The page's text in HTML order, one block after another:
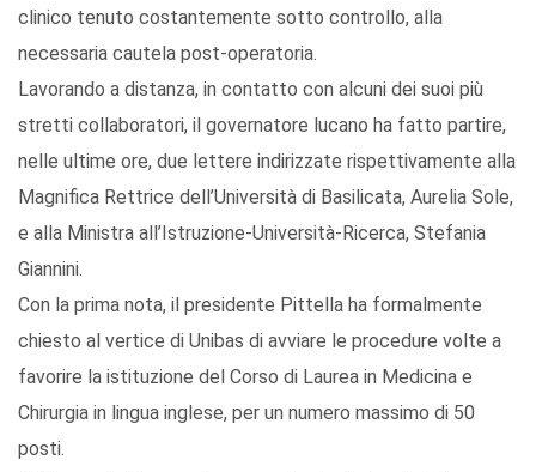
clinico tenuto costantemente sotto controllo, alla
necessaria cautela post-operatoria.
Lavorando a distanza, in contatto con alcuni dei suoi più
stretti collaboratori, il governatore lucano ha fatto partire,
nelle ultime ore, due lettere indirizzate rispettivamente alla
Magnifica Rettrice dell’Università di Basilicata, Aurelia Sole,
e alla Ministra all’Istruzione-Università-Ricerca, Stefania
Giannini.
Con la prima nota, il presidente Pittella ha formalmente
chiesto al vertice di Unibas di avviare le procedure volte a
favorire la istituzione del Corso di Laurea in Medicina e
Chirurgia in lingua inglese, per un numero massimo di 50
posti.